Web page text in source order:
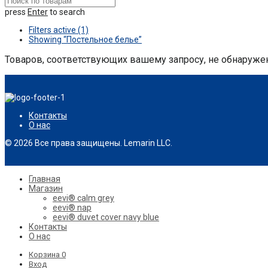
press Enterto search
Filters active (1)
Showing “Постельное белье”
Товаров, соответствующих вашему запросу, не
Контакты
О нас
© 2026 Все права защищены. Lemarin LLC.
Главная
Магазин
eevi® calm grey
eevi® nap
eevi® duvet cover navy blue
Контакты
О нас
Корзина 0
Вход